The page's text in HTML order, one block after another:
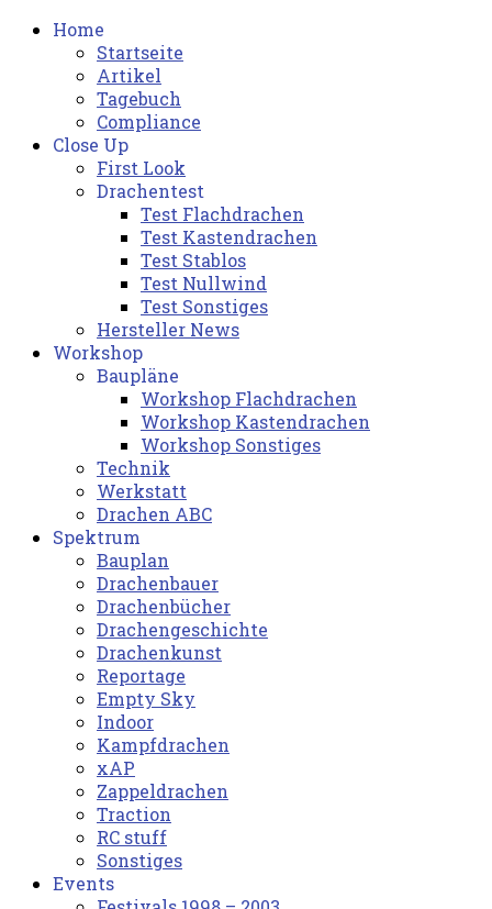
Home
Startseite
Artikel
Tagebuch
Compliance
Close Up
First Look
Drachentest
Test Flachdrachen
Test Kastendrachen
Test Stablos
Test Nullwind
Test Sonstiges
Hersteller News
Workshop
Baupläne
Workshop Flachdrachen
Workshop Kastendrachen
Workshop Sonstiges
Technik
Werkstatt
Drachen ABC
Spektrum
Bauplan
Drachenbauer
Drachenbücher
Drachengeschichte
Drachenkunst
Reportage
Empty Sky
Indoor
Kampfdrachen
xAP
Zappeldrachen
Traction
RC stuff
Sonstiges
Events